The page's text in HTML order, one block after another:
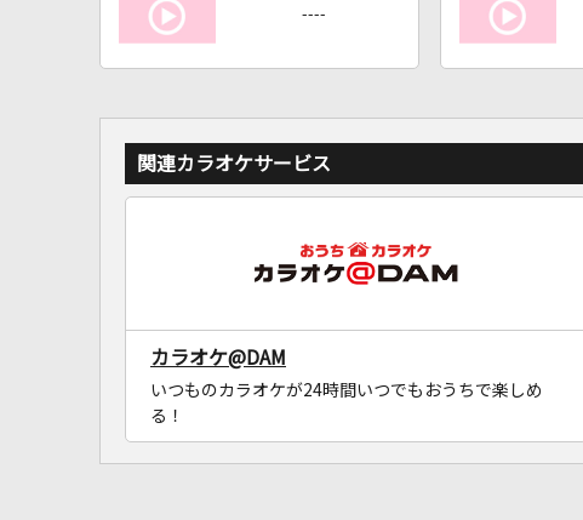
----
関連カラオケサービス
カラオケ@DAM
いつものカラオケが24時間いつでもおうちで楽しめ
る！